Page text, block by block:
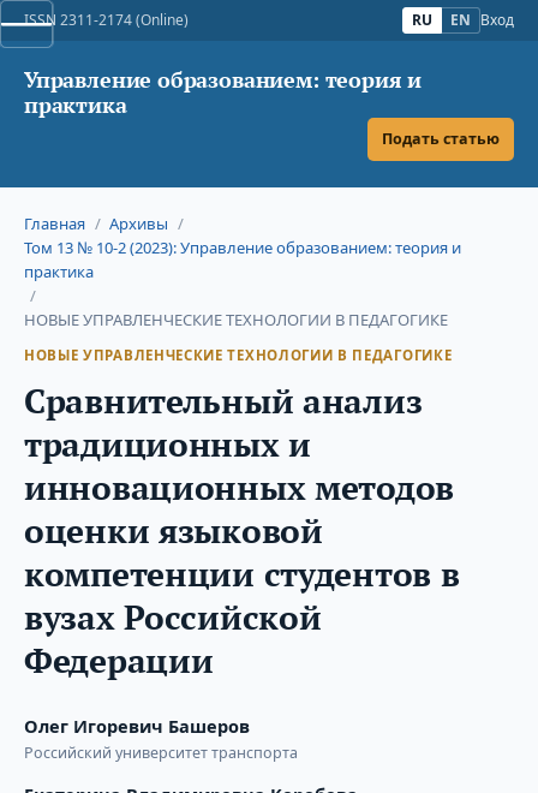
ISSN 2311-2174 (Online) RU EN Вход
Управление образованием: теория и
практика
Подать статью
Главная / Архивы /
Том 13 № 10-2 (2023): Управление образованием: теория и
практика
/
НОВЫЕ УПРАВЛЕНЧЕСКИЕ ТЕХНОЛОГИИ В ПЕДАГОГИКЕ
НОВЫЕ УПРАВЛЕНЧЕСКИЕ ТЕХНОЛОГИИ В ПЕДАГОГИКЕ
Сравнительный анализ
традиционных и
инновационных методов
оценки языковой
компетенции студентов в
вузах Российской
Федерации
Олег Игоревич Башеров
Российский университет транспорта